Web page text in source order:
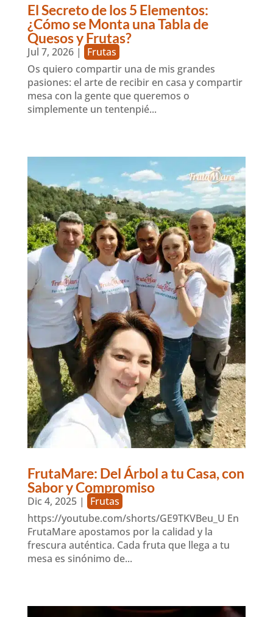
El Secreto de los 5 Elementos:
¿Cómo se Monta una Tabla de
Quesos y Frutas?
Jul 7, 2026|
Frutas
Os quiero compartir una de mis grandes
pasiones: el arte de recibir en casa y compartir
mesa con la gente que queremos o
simplemente un tentenpié...
FrutaMare: Del Árbol a tu Casa, con
Sabor y Compromiso
Dic 4, 2025|
Frutas
https://youtube.com/shorts/GE9TKVBeu_U En
FrutaMare apostamos por la calidad y la
frescura auténtica. Cada fruta que llega a tu
mesa es sinónimo de...